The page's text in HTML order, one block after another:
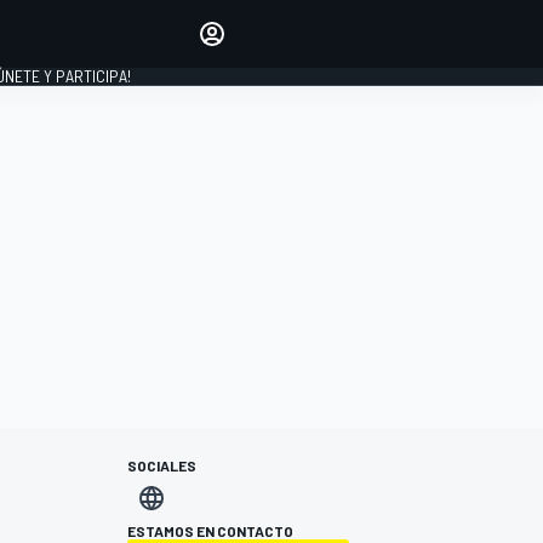
Y PARTICIPA!
SOCIALES
ESTAMOS EN CONTACTO